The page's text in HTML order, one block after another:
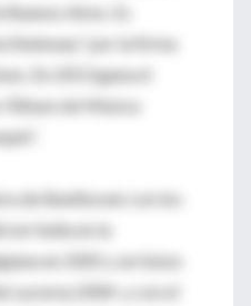
Aires. Es
Steinway” por la firma
En 2013 gana el
de Música
de Beethoven con los
en Italia en la
en 2001 y en Suiza
Lucerna 2004 y con el